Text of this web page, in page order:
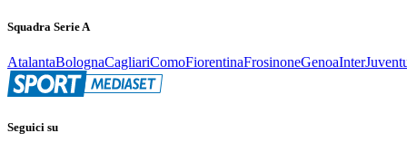
Squadra Serie A
AtalantaBolognaCagliariComoFiorentinaFrosinoneGenoaInter
Seguici su